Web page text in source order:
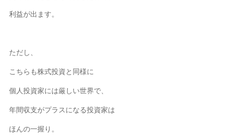
利益が出ます。
ただし、
こちらも株式投資と同様に
個人投資家には厳しい世界で、
年間収支がプラスになる投資家は
ほんの一握り。